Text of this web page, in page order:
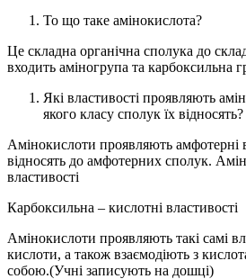
То що таке амінокислота?
Це складна органічна сполука до
входить аміногрупа та карбоксильна
Які властивості проявляють
якого класу сполук їх відносять?
Амінокислоти проявляють амфотерні
відносять до амфотерних сполук.
властивості
Карбоксильна – кислотні властивості
Амінокислоти проявляють такі самі
кислоти, а також взаємодіють з
собою.(Учні записують на дошці)